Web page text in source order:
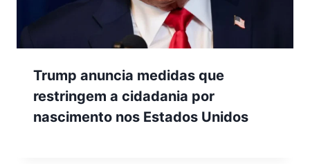
Trump anuncia medidas que
restringem a cidadania por
nascimento nos Estados Unidos